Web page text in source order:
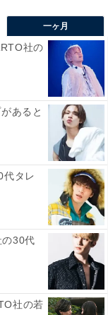
く、琉球王国に
り、歴史を感じ
ご当地ナンバー
で誰もが知って
、「沖縄を代表
、「観光の印象
る」（40代女性
一ヶ月
社の
あると
タレ
30代
社の若